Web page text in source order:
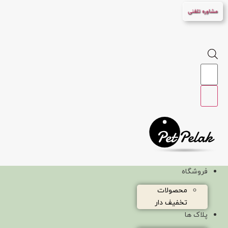
پرش
به
مشاوره تلفنی
Products
فروشگاه
محصولات
تخفیف دار
پلاک ها